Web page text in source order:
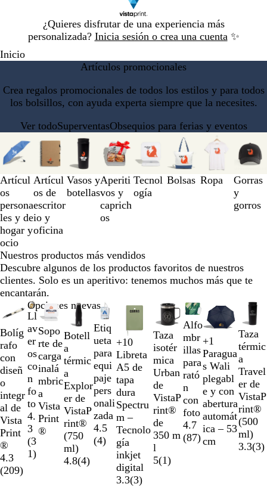
¿Quieres disfrutar de una experiencia más
personalizada? Inicia sesión o crea una cuenta ✨
1
Inicio
Artículos promocionales
Crea regalos promocionales de todos los estilos y para todos
los bolsillos, con ayuda experta siempre que la necesites.
Ver todoSuperventasObsequios para ferias y eventos
Artícul
os
persona
les y de
hogar y
ocio
Artícul
os de
escritor
io y
oficina
Vasos y
botellas
Aperiti
vos y
caprich
os
Tecnol
ogía
Bolsas Ropa
Gorras
y
gorros
Diapositivas
de
la
1
3
de
total
de
Nuestros productos más vendidos
Descubre algunos de los productos favoritos de nuestros
clientes. Solo es un aperitivo: tenemos muchos más que te
encantarán.
Bolíg
rafo
con
diseñ
o
integr
al de
Vista
Print
®
4.3
(209)
Opciones nuevas
Ll
av
er
os
co
n
fo
to
4.
3
(3
1)
Sopo
rte de
carga
inalá
mbric
a
Vista
Print
®
Botell
a
térmic
a
Explor
er de
VistaP
rint®
(750
ml)
4.8(4)
Etiq
ueta
para
equi
paje
pers
onali
zada
4.5
(4)
B
l
a
n
c
o
N
a
r
a
n
j
a
A
m
a
r
i
l
l
o
V
e
r
d
e
l
i
m
a
+10
Libreta
A5 de
tapa
dura
Spectru
m –
Tecnolo
gía
inkjet
digital
3.3(3)
Taza
isotér
mica
Urban
de
VistaP
rint®
de
350 m
l
5(1)
Alfo
mbr
illas
para
rató
n
con
foto
4.7
(87)
B
l
a
n
c
o
s
ó
l
N
e
g
r
o
s
ó
l
i
A
z
u
l
r
e
a
l
R
o
j
o
+1
Paragua
s Wali
plegabl
e y con
abertura
automát
ica – 53
cm
Taza
térmic
a
Travel
er de
VistaP
rint®
(500
ml)
3.3(3)
Diapositivas
de
la
1
a
la
2
de
un
total
de
10